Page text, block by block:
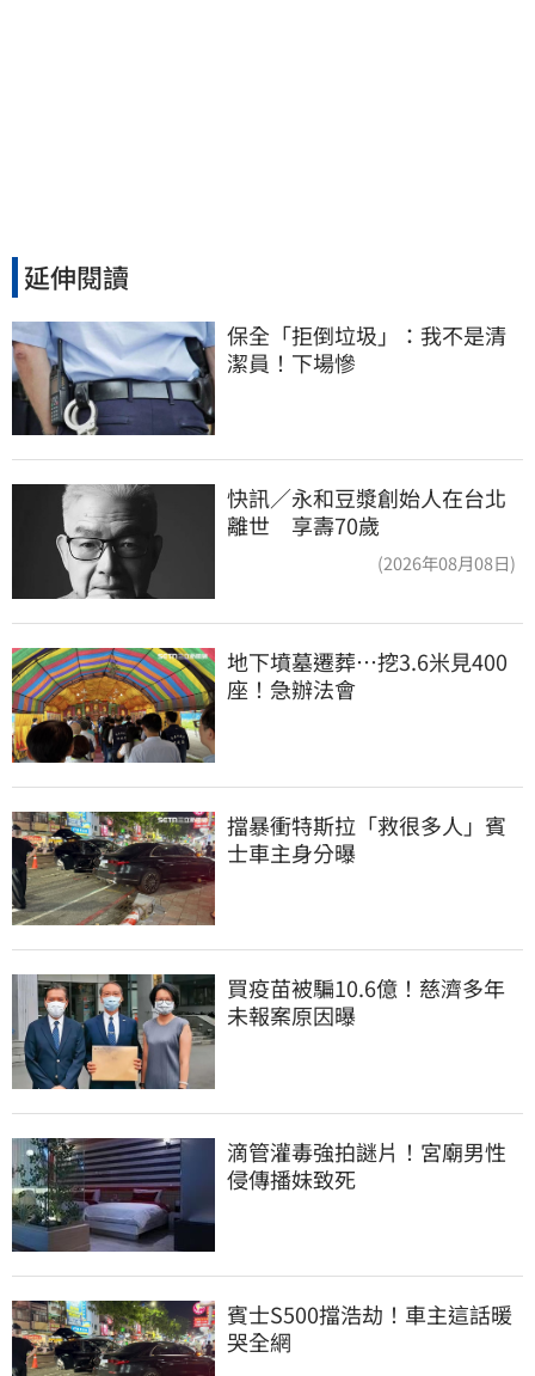
延伸閱讀
保全「拒倒垃圾」：我不是清
潔員！下場慘
快訊／永和豆漿創始人在台北
離世 享壽70歲
(2026年08月08日)
地下墳墓遷葬…挖3.6米見400
座！急辦法會
擋暴衝特斯拉「救很多人」賓
士車主身分曝
買疫苗被騙10.6億！慈濟多年
未報案原因曝
滴管灌毒強拍謎片！宮廟男性
侵傳播妹致死
賓士S500擋浩劫！車主這話暖
哭全網